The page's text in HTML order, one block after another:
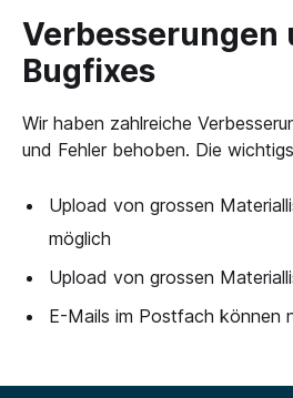
Verbesserungen
Bugfixes
Wir haben zahlreiche
und Fehler behoben. Die
Upload von grossen
möglich
Upload von grossen
E-Mails im Postfach können